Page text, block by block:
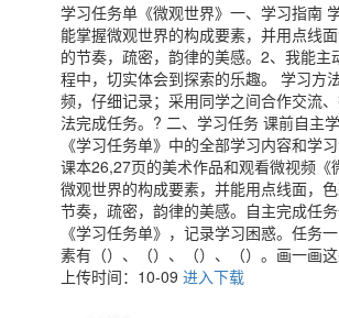
学习任务单《微观世界》一、学习指南
能掌握微观世界的构成要素，并用点线
的节奏，疏密，韵律的美感。2、我能主
程中，切实体会到探索的乐趣。 学习方
频，仔细记录；采用同学之间合作交流
法完成任务。? 二、学习任务 课前自主
《学习任务单》中的全部学习内容和学
课本26,27页的美术作品和观看微视频《
微观世界的构成要素，并能用点线面，
节奏，疏密，韵律的美感。自主完成任
《学习任务单》，记录学习困惑。任务
素有（）、（）、（）、（）。画一画
上传时间：10-09 进入下载